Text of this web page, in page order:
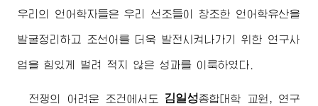
우리의 언어학자들은 우리 선조들이 창조한 언어학유산을
발굴정리하고 조선어를 더욱 발전시켜나가기 위한 연구사
업을 힘있게 벌려 적지 않은 성과를 이룩하였다.
전쟁의 어려운 조건에서도 김일성종합대학 교원, 연구